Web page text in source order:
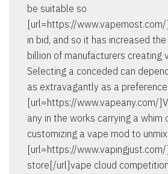
be suitable so
[url=https://
in bid, and so it has increased
billion of manufacturers creating
Selecting a conceded can
as extravagantly as a
[url=https://www.vapeany.com/
any in the works carrying a whim
customizing a vape mod to
[url=https://
store[/url]vape cloud